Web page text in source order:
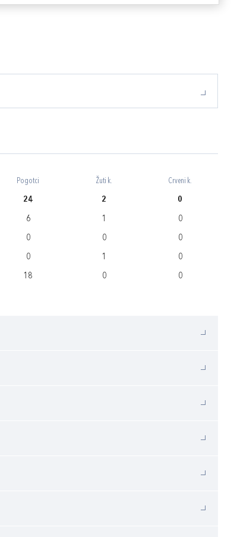
Pogotci Žuti k. Crveni k.
24 2 0
6 1 0
0 0 0
0 1 0
18 0 0